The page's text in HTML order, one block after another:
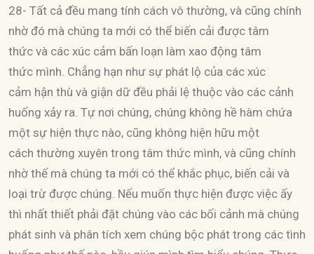
28- Tất cả đều mang tính cách vô thường, và cũng chính
nhờ đó mà chúng ta mới có thể biến cải được tâm
thức và các xúc cảm bấn loạn làm xao động tâm
thức mình. Chẳng hạn như sự phát lộ của các xúc
cảm hận thù và giận dữ đều phải lệ thuộc vào các cảnh
huống xảy ra. Tự nơi chúng, chúng không hề hàm chứa
một sự hiện thực nào, cũng không hiện hữu một
cách thường xuyên trong tâm thức mình, và cũng chính
nhờ thế mà chúng ta mới có thể khắc phục, biến cải và
loại trừ được chúng. Nếu muốn thực hiện được việc ấy
thì nhất thiết phải đặt chúng vào các bối cảnh mà chúng
phát sinh và phân tích xem chúng bộc phát trong các tình